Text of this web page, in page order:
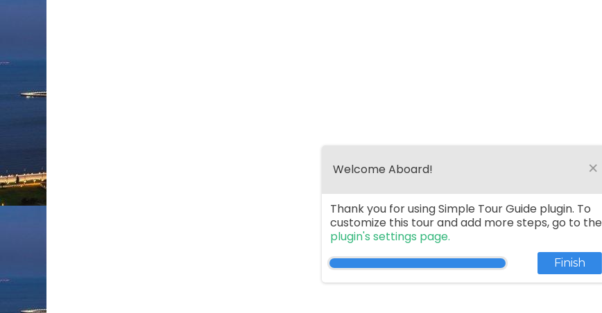
Welcome Aboard! ×
Thank you for using Simple Tour Guide plugin. To
customize this tour and add more steps, go to the
plugin's settings page.
Finish